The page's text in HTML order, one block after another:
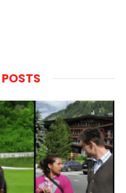
POSTS